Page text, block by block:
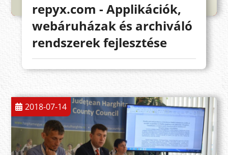
repyx.com - Applikációk,
webáruházak és archiváló
rendszerek fejlesztése
2018-07-14